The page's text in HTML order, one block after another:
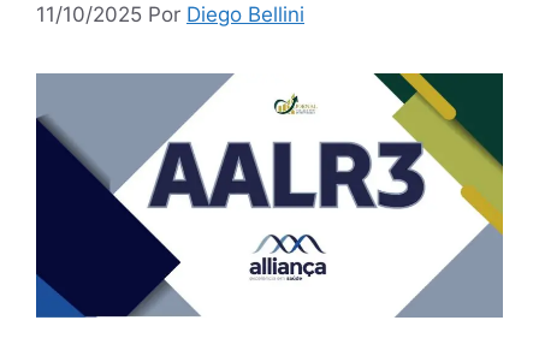
11/10/2025 Por Diego Bellini